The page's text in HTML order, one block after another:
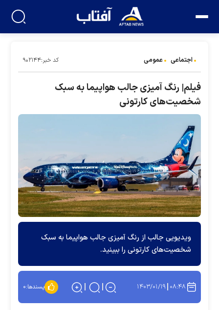
اجتماعی عمومی کد خبر:۹۰۲۱۴۴
فیلم| رنگ آمیزی جالب هواپیما به سبک
شخصیت‌های کارتونی
ویدیویی جالب از رنگ آمیزی جالب هواپیما به سبک
شخصیت‌های کارتونی را ببینید.
۰۸:۴۸ ۱۴۰۳/۰۱/۱۹ پسندها:۰